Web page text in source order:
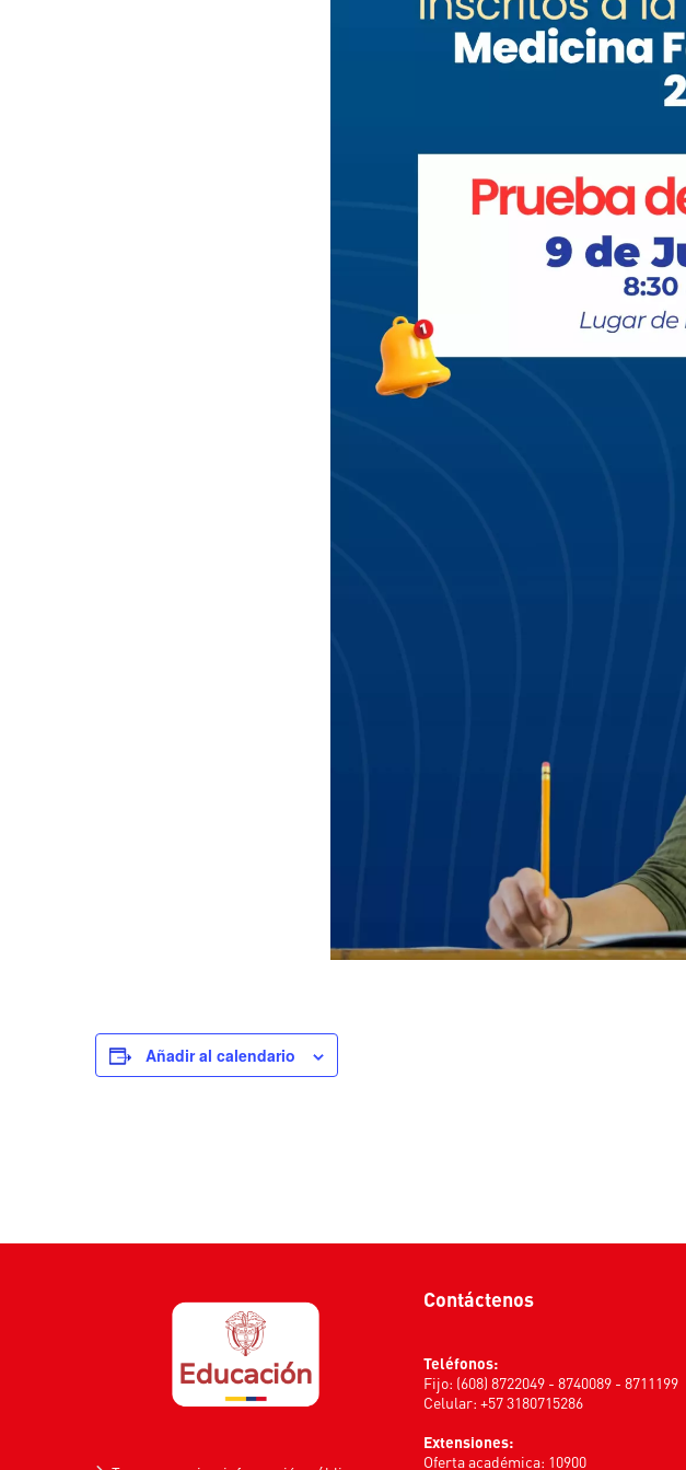
Añadir al calendario
Contáctenos
Teléfonos:
Fijo: (608) 8722049 - 8740089 - 8711199
Celular: +57 3180715286
Extensiones:
Oferta académica: 10900